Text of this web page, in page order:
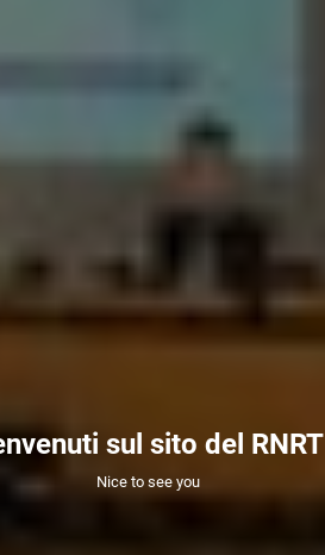
sul sito del RNRT
Nice to see you